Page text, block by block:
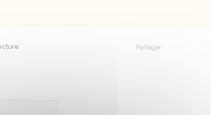
Partager